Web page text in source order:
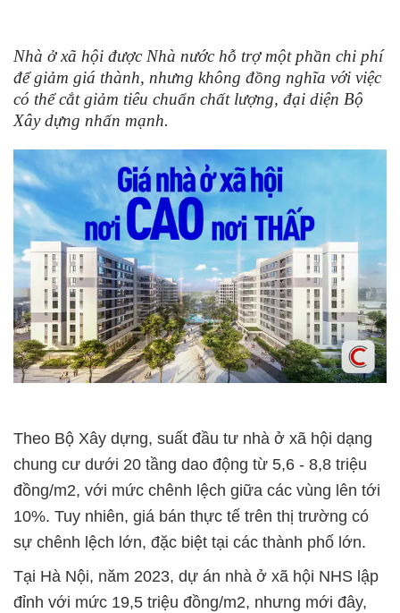
Nhà ở xã hội được Nhà nước hỗ trợ một phần chi phí
để giảm giá thành, nhưng không đồng nghĩa với việc
có thể cắt giảm tiêu chuẩn chất lượng, đại diện Bộ
Xây dựng nhấn mạnh.
Theo Bộ Xây dựng, suất đầu tư nhà ở xã hội dạng
chung cư dưới 20 tầng dao động từ 5,6 - 8,8 triệu
đồng/m2, với mức chênh lệch giữa các vùng lên tới
10%. Tuy nhiên, giá bán thực tế trên thị trường có
sự chênh lệch lớn, đặc biệt tại các thành phố lớn.
Tại Hà Nội, năm 2023, dự án nhà ở xã hội NHS lập
đỉnh với mức 19,5 triệu đồng/m2, nhưng mới đây,